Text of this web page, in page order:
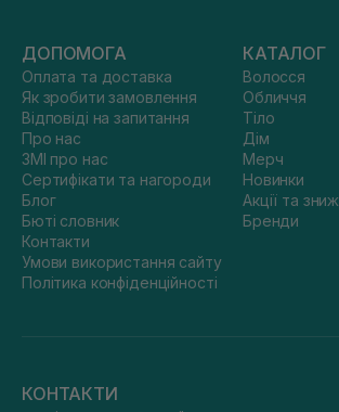
ДОПОМОГА
Оплата та доставка
Як зробити замовлення
Відповіді на запитання
Про нас
ЗМІ про нас
Сертифікати та нагороди
Блог
Бюті словник
Контакти
Умови використання сайту
Політика конфіденційності
КАТАЛОГ
Волосся
Обличчя
Тіло
Дім
Мерч
Новинки
Акції та
Бренди
КОНТАКТИ